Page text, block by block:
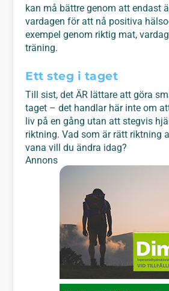
kan må bättre genom att endast
vardagen för att nå positiva
exempel genom riktig mat,
träning.
Ett steg i taget
Till sist, det ÄR lättare att göra
taget – det handlar här inte om
liv på en gång utan att stegvis
riktning. Vad som är rätt riktning
vana vill du ändra idag?
Annons